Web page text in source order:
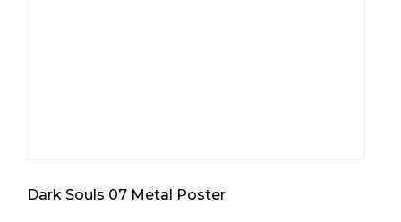
Dark Souls 07 Metal Poster